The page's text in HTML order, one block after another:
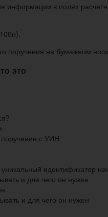
информации в полях
поручения на бумажном
это
поручение с УИН
идентификатор
и для чего он нужен
и для чего он нужен